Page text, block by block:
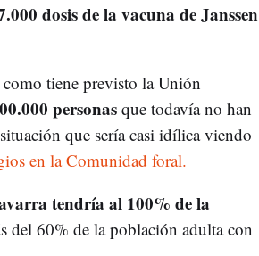
dosis de la vacuna de Janssen
tiene previsto la Unión
personasque todavía no han
que sería casi idílica viendo
en la Comunidad foral.
tendría al 100% de la
del 60% de la población adulta con